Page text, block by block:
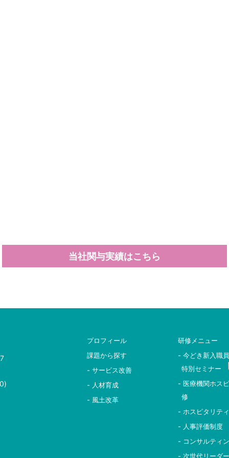
当社関与実績はこちら
プロフィール
課題から探す
- サービス改善
- 人材育成
- 風土改革
研修メニュー
- 今どき新入職
特別セミナー
- 医療機関ホス
修
- ホスピタリテ
- 人事評価制度
- コンサルティ
- 次世代リーダ